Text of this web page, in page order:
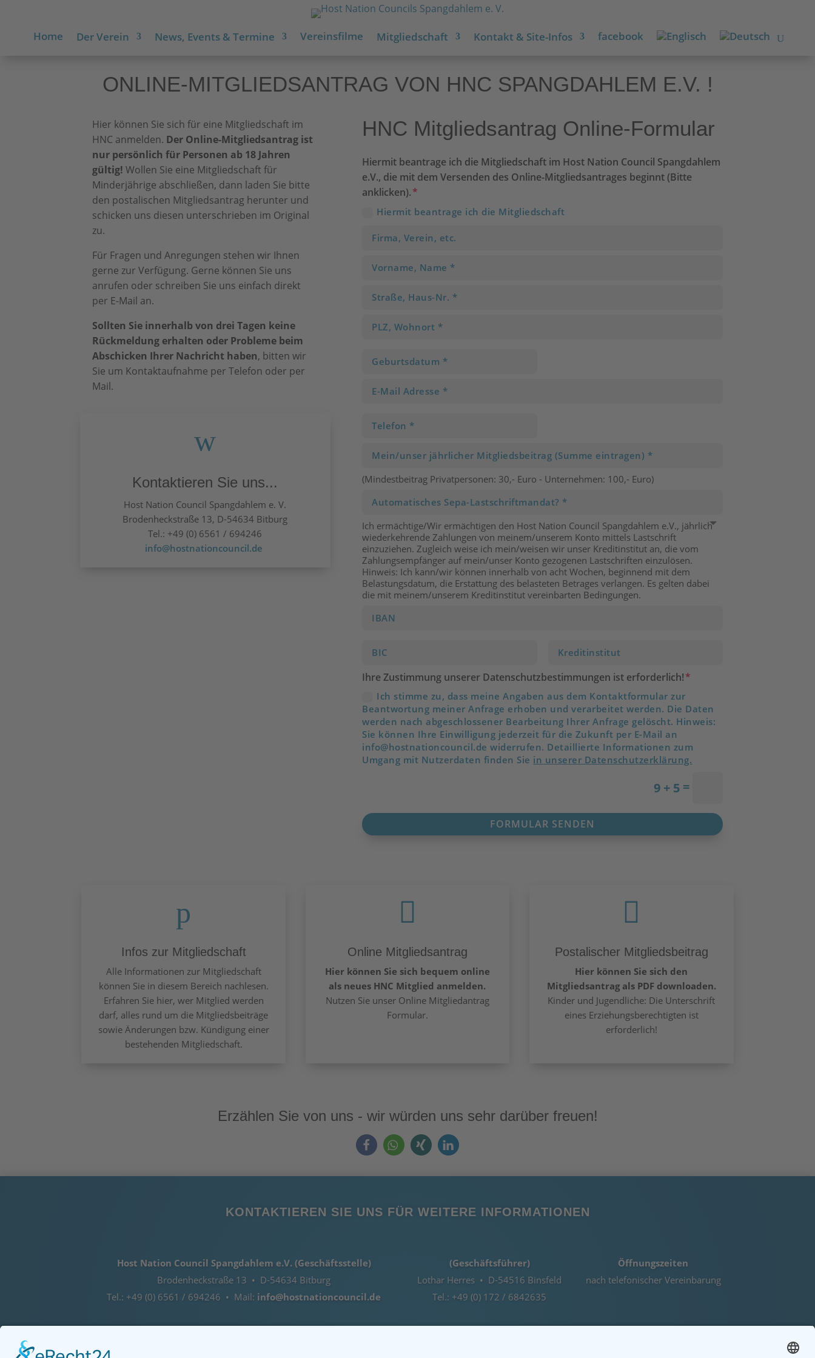
Home Der Verein News, Events & Termine Vereinsfilme Mitgliedschaft Kontakt & Site-Infos facebook
ONLINE-MITGLIEDSANTRAG VON HNC SPANGDAHLEM E.V. !
Hier können Sie sich für eine Mitgliedschaft im
HNC anmelden. Der Online-Mitgliedsantrag ist
nur persönlich für Personen ab 18 Jahren
gültig! Wollen Sie eine Mitgliedschaft für
Minderjährige abschließen, dann laden Sie bitte
den postalischen Mitgliedsantrag herunter und
schicken uns diesen unterschrieben im Original
zu.
Für Fragen und Anregungen stehen wir Ihnen
gerne zur Verfügung. Gerne können Sie uns
anrufen oder schreiben Sie uns einfach direkt
per E-Mail an.
Sollten Sie innerhalb von drei Tagen keine
Rückmeldung erhalten oder Probleme beim
Abschicken Ihrer Nachricht haben, bitten wir
Sie um Kontaktaufnahme per Telefon oder per
Mail.
w
Kontaktieren Sie uns...
Host Nation Council Spangdahlem e. V.
Brodenheckstraße 13, D-54634 Bitburg
Tel.: +49 (0) 6561 / 694246
info@hostnationcouncil.de
HNC Mitgliedsantrag Online-Formular
Hiermit beantrage ich die Mitgliedschaft im Host Nation Council Spangdahlem
e.V., die mit dem Versenden des Online-Mitgliedsantrages beginnt (Bitte
anklicken).
Hiermit beantrage ich die Mitgliedschaft
(Mindestbeitrag Privatpersonen: 30,- Euro - Unternehmen: 100,- Euro)
Ich ermächtige/Wir ermächtigen den Host Nation Council Spangdahlem e.V., jährlich
wiederkehrende Zahlungen von meinem/unserem Konto mittels Lastschrift
einzuziehen. Zugleich weise ich mein/weisen wir unser Kreditinstitut an, die vom
Zahlungsempfänger auf mein/unser Konto gezogenen Lastschriften einzulösen.
Hinweis: Ich kann/wir können innerhalb von acht Wochen, beginnend mit dem
Belastungsdatum, die Erstattung des belasteten Betrages verlangen. Es gelten dabei
die mit meinem/unserem Kreditinstitut vereinbarten Bedingungen.
Ihre Zustimmung unserer Datenschutzbestimmungen ist erforderlich!
Ich stimme zu, dass meine Angaben aus dem Kontaktformular zur
Beantwortung meiner Anfrage erhoben und verarbeitet werden. Die Daten
werden nach abgeschlossener Bearbeitung Ihrer Anfrage gelöscht. Hinweis:
Sie können Ihre Einwilligung jederzeit für die Zukunft per E-Mail an
info@hostnationcouncil.de widerrufen. Detaillierte Informationen zum
Umgang mit Nutzerdaten finden Sie in unserer Datenschutzerklärung.
9 + 5=
FORMULAR SENDEN
p
Infos zur Mitgliedschaft
Alle Informationen zur Mitgliedschaft
können Sie in diesem Bereich nachlesen.
Erfahren Sie hier, wer Mitglied werden
darf, alles rund um die Mitgliedsbeiträge
sowie Änderungen bzw. Kündigung einer
bestehenden Mitgliedschaft.

Online Mitgliedsantrag
Hier können Sie sich bequem online
als neues HNC Mitglied anmelden.
Nutzen Sie unser Online Mitgliedantrag
Formular.

Postalischer Mitgliedsbeitrag
Hier können Sie sich den
Mitgliedsantrag als PDF downloaden.
Kinder und Jugendliche: Die Unterschrift
eines Erziehungsberechtigten ist
erforderlich!
Erzählen Sie von uns - wir würden uns sehr darüber freuen!
KONTAKTIEREN SIE UNS FÜR WEITERE INFORMATIONEN
Host Nation Council Spangdahlem e.V. (Geschäftsstelle)
Brodenheckstraße 13 • D-54634 Bitburg
Tel.: +49 (0) 6561 / 694246 • Mail: info@hostnationcouncil.de
(Geschäftsführer)
Lothar Herres • D-54516 Binsfeld
Tel.: +49 (0) 172 / 6842635
Öffnungszeiten
nach telefonischer Vereinbarung